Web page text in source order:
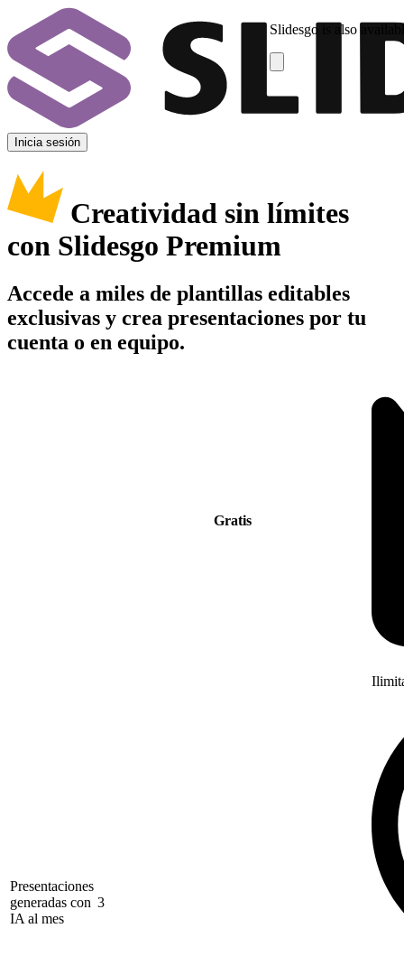
Slidesgo is also
Inicia sesión
Creatividad sin límites
con Slidesgo Premium
Accede a miles de plantillas editables
exclusivas y crea presentaciones por tu
cuenta o en equipo.
Gratis
Presentaciones
generadas con
IA al mes
3